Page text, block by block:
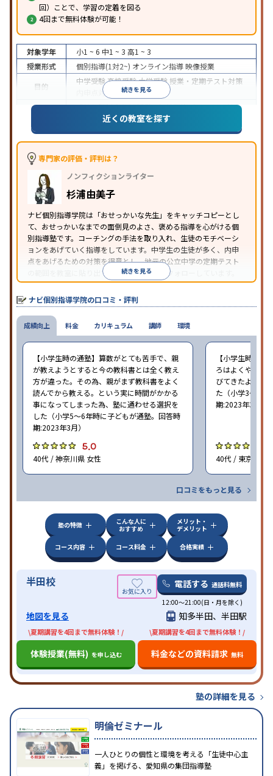
回）ことで、学習の定着を図る
4回まで無料体験が可能！
続きを見る
対象学年 小1 ~ 6 中1 ~ 3 高1 ~ 3
授業形式
個別指導(1対2~) オンライン指導映像授業
目的
中学受験高校受験大学受験 授業・定期テスト対策
内申点対策
学習習慣の定着
成績保証制度あり授業の振替可能オンライン対応
1科目から受講可能季節講習のみの受講可
※2023年3月調査。小学校高学年の個別指導塾アンケート調査方法を参
近くの教室を探す
専門家の評価・評判は？
ノンフィクションライター
杉浦由美子
ナビ個別指導学院は「おせっかいな先生」をキャッチコピーとし
て、おせっかいなまでの面倒見のよさ、褒める指導を心がける個
別指導塾です。コーチングの手法を取り入れ、生徒のモチベーシ
ョンをあげていく指導をしています。中学生の生徒が多く、内申
点をあげるための対策を得意とし、地元の公立中学の定期テスト
の範囲を教室に貼り出すなど手厚く学習をフォローしています。
オリジナルテキストを使用しており、特に英語は各教科書に合わ
せたテキストを使った「先取り学習」で理解度を深められます。
続きを見る
ナビ個別指導学院の口コミ・評判
成績向上
【小学生時の通塾】算数がとても苦手で、親
が教えようとすると今の教科書とは全く教え
方が違った。その為、親がまず教科書をよく
読んでから教える。という実に時間がかかる
事になってしまった為、塾に通わせる選択を
した（小学5〜6年時に子どもが通塾。回答時
期:2023年3月）
5.0
40代 / 神奈川県 女性
【小学生時の通
ろはよくやり方
びてきたようで
た（小学3〜6年
期:2023年3月）
40代 / 東京都 女
口コミをもっと見る
料金 カリキュラム 講師 環境
塾の特徴
こんな人に
おすすめ
メリット・
デメリット
コース内容
コース料金 合格実績
半田校 電話する 通話料無料
12:00～21:00(日・月を除く)
地図を見る 知多半田、半田駅
\夏期講習を4回まで無料体験！/
体験授業(無料) を申し込む
\夏期講習を4回まで無料体験！/
料金などの資料請求 無料
塾の詳細を見る
明倫ゼミナール
一人ひとりの個性と環境を考える「生徒中心主
義」を掲げる、愛知県の集団指導塾